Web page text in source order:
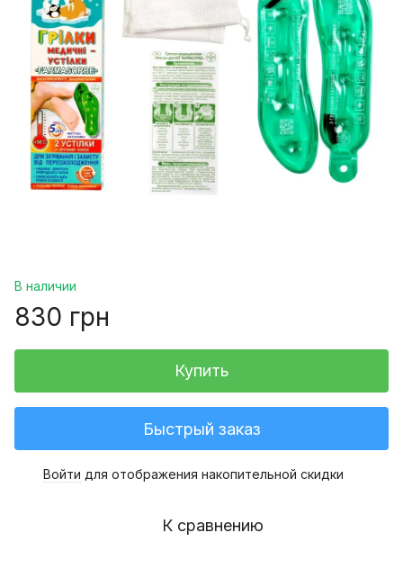
В наличии
830 грн
Купить
Быстрый заказ
Войти для отображения накопительной скидки
К сравнению